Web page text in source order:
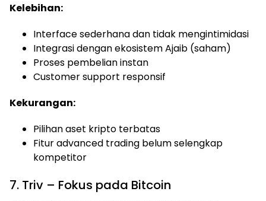
Kelebihan:
Interface sederhana dan tidak mengintimidasi
Integrasi dengan ekosistem Ajaib (saham)
Proses pembelian instan
Customer support responsif
Kekurangan:
Pilihan aset kripto terbatas
Fitur advanced trading belum selengkap
kompetitor
7. Triv – Fokus pada Bitcoin